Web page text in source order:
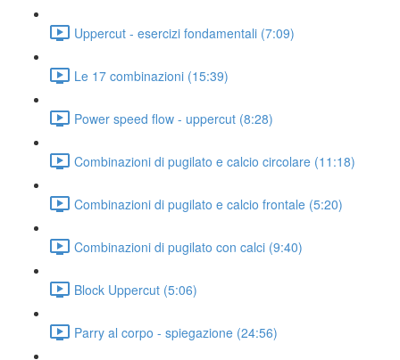
Uppercut - esercizi fondamentali (7:09)
Le 17 combinazioni (15:39)
Power speed flow - uppercut (8:28)
Combinazioni di pugilato e calcio circolare (11:18)
Combinazioni di pugilato e calcio frontale (5:20)
Combinazioni di pugilato con calci (9:40)
Block Uppercut (5:06)
Parry al corpo - spiegazione (24:56)